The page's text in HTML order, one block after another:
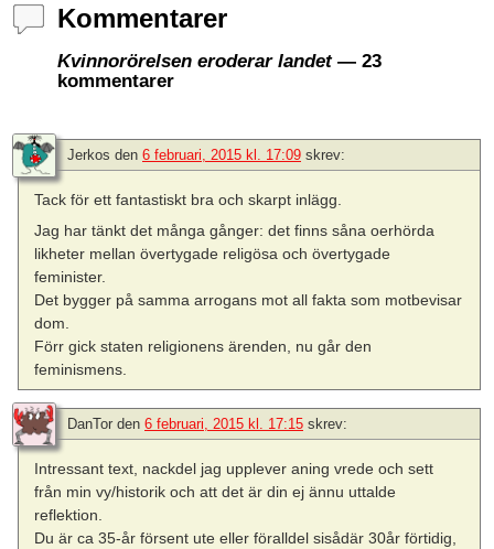
Kommentarer
Kvinnorörelsen eroderar landet— 23
kommentarer
Jerkos den 6 februari, 2015 kl. 17:09 skrev:
Tack för ett fantastiskt bra och skarpt inlägg.
Jag har tänkt det många gånger: det finns såna oerhörda
likheter mellan övertygade religösa och övertygade
feminister.
Det bygger på samma arrogans mot all fakta som motbevisar
dom.
Förr gick staten religionens ärenden, nu går den
feminismens.
DanTor den 6 februari, 2015 kl. 17:15 skrev:
Intressant text, nackdel jag upplever aning vrede och sett
från min vy/historik och att det är din ej ännu uttalde
reflektion.
Du är ca 35-år försent ute eller föralldel sisådär 30år förtidig,